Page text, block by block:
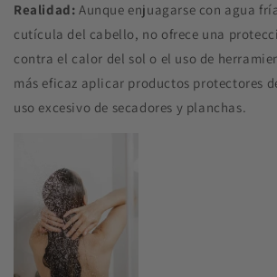
Realidad: Aunque enjuagarse con agua
cutícula del cabello, no ofrece una
contra el calor del sol o el uso de
más eficaz aplicar productos protectores
uso excesivo de secadores y planchas.